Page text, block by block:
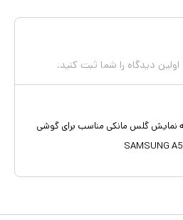
اولین دیدگاه را شما ثبت کنید.
نمایش گلس مانکی مناسب برای گوشی